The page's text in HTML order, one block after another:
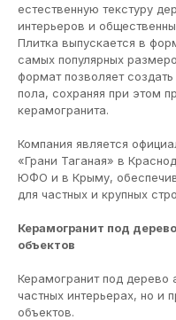
естественную текстуру
интерьеров и
Плитка выпускается в
самых популярных
формат позволяет
пола, сохраняя при этом
керамогранита.
Компания является
«Грани Таганая» в
ЮФО и в Крыму,
для частных и крупных
Керамогранит под
объектов
Керамогранит под дерево
частных интерьерах, но и
объектов.